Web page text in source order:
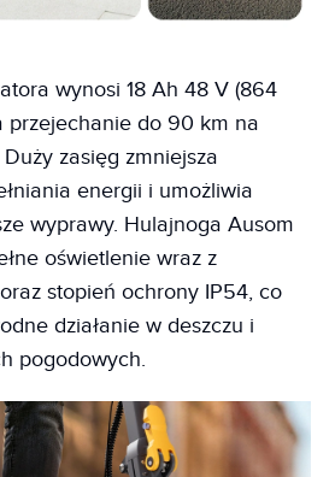
wynosi 18 Ah 48 V (864
przejechanie do 90 km na
zasięg zmniejsza
energii i umożliwia
wyprawy. Hulajnoga Ausom
oświetlenie wraz z
stopień ochrony IP54, co
działanie w deszczu i
pogodowych.